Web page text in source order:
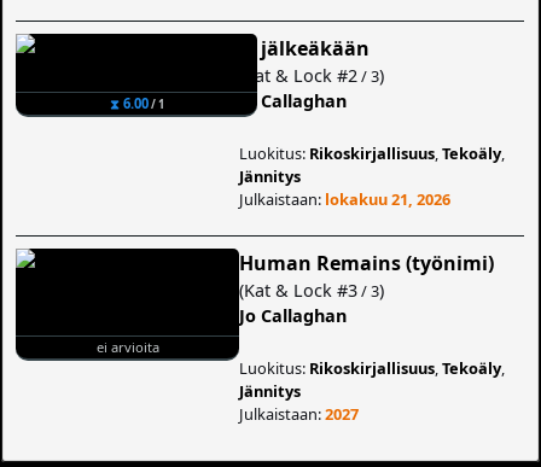
⧗ 6.00/ 1
Ei jälkeäkään
Kat & Lock #2 / 3)
Jo Callaghan
Luokitus: Rikoskirjallisuus ,Tekoäly,
Jännitys
Julkaistaan: lokakuu 21, 2026
ei arvioita
Human Remains (työnimi)
(Kat & Lock #3/ 3)
Jo Callaghan
Luokitus: Rikoskirjallisuus ,Tekoäly,
Jännitys
Julkaistaan:2027